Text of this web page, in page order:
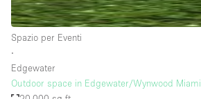
Esposizione di Automobili
Illuminazione
Impianto audiovisivo
Spazio per Eventi
∙
Edgewater
Outdoor space in Edgewater/Wynwood Miami